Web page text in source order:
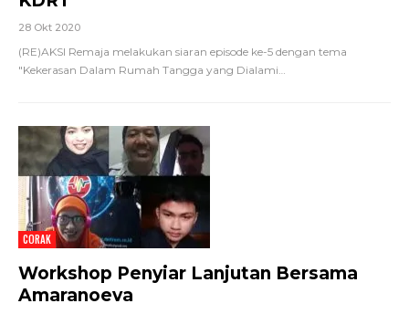
28 Okt 2020
(RE)AKSI Remaja melakukan siaran episode ke-5 dengan tema
"Kekerasan Dalam Rumah Tangga yang Dialami
CORAK
Workshop Penyiar Lanjutan Bersama
Amaranoeva